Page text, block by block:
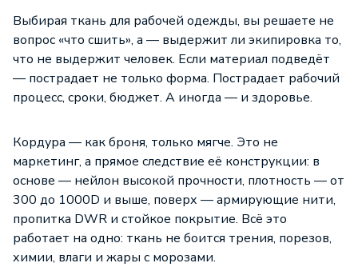
Выбирая ткань для рабочей одежды, вы решаете не
вопрос «что сшить», а — выдержит ли экипировка то,
что не выдержит человек. Если материал подведёт
— пострадает не только форма. Пострадает рабочий
процесс, сроки, бюджет. А иногда — и здоровье.
Кордура — как броня, только мягче. Это не
маркетинг, а прямое следствие её конструкции: в
основе — нейлон высокой прочности, плотность — от
300 до 1000D и выше, поверх — армирующие нити,
пропитка DWR и стойкое покрытие. Всё это
работает на одно: ткань не боится трения, порезов,
химии, влаги и жары с морозами.